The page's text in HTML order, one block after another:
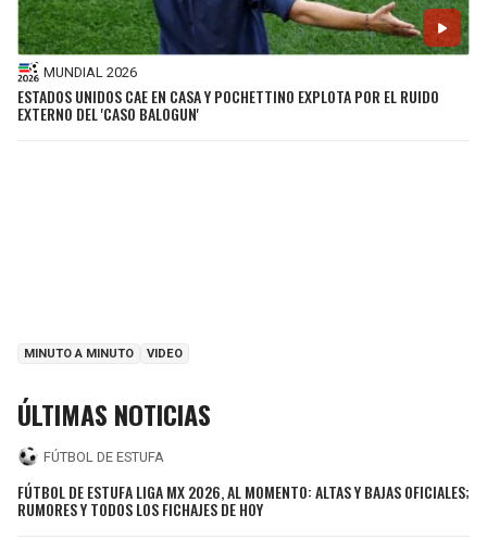
MUNDIAL 2026
ESTADOS UNIDOS CAE EN CASA Y POCHETTINO EXPLOTA POR EL RUIDO
EXTERNO DEL 'CASO BALOGUN'
MINUTO A MINUTO VIDEO
ÚLTIMAS NOTICIAS
FÚTBOL DE ESTUFA
FÚTBOL DE ESTUFA LIGA MX 2026, AL MOMENTO: ALTAS Y BAJAS OFICIALES;
RUMORES Y TODOS LOS FICHAJES DE HOY